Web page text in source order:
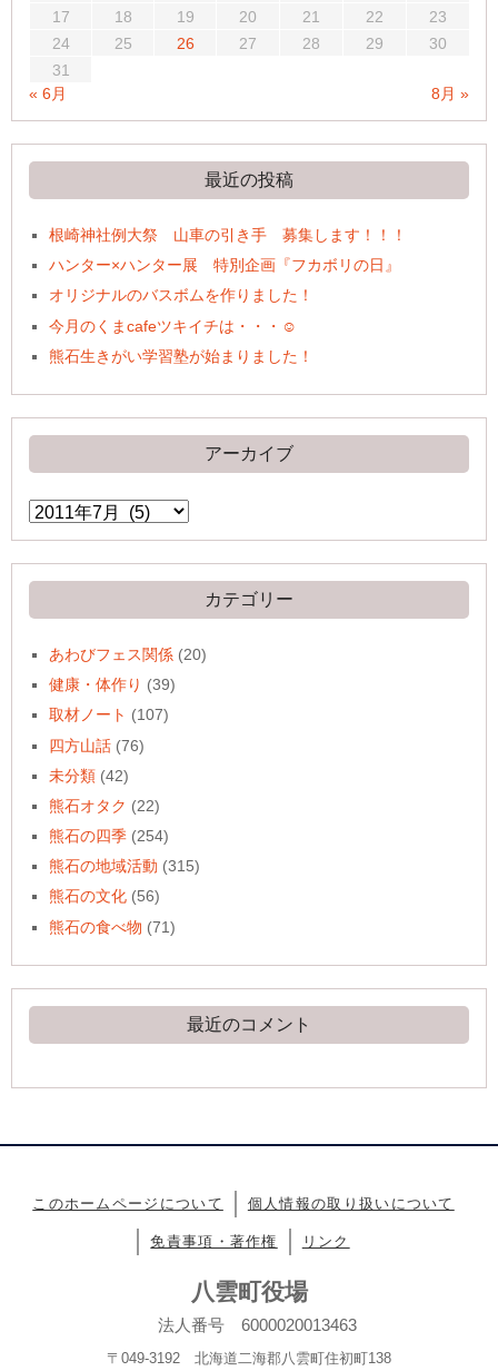
17
18 19 20 21 22
23
24
25 26 27 28 29
30
31
« 6月
8月 »
最近の投稿
根崎神社例大祭 山車の引き手 募集します！！！
ハンター×ハンター展 特別企画『フカボリの日』
オリジナルのバスボムを作りました！
今月のくまcafeツキイチは・・・☺
熊石生きがい学習塾が始まりました！
アーカイブ
ア
ー
イ
ブ
カテゴリー
あわびフェス関係 (20)
健康・体作り (39)
取材ノート (107)
四方山話 (76)
未分類 (42)
熊石オタク (22)
熊石の四季 (254)
熊石の地域活動 (315)
熊石の文化 (56)
熊石の食べ物 (71)
最近のコメント
このホームページについて 個人情報の取り扱いについて
免責事項・著作権 リンク
八雲町役場
法人番号 6000020013463
〒049-3192 北海道二海郡八雲町住初町138